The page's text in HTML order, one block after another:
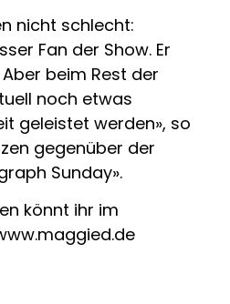
nicht schlecht:
Fan der Show. Er
beim Rest der
noch etwas
geleistet werden», so
gegenüber der
Sunday».
könnt ihr im